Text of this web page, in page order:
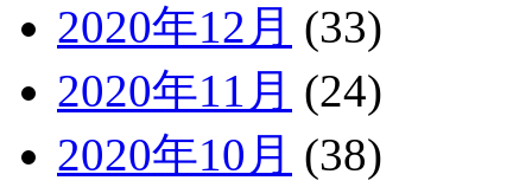
2020年12月 (33)
2020年11月 (24)
2020年10月 (38)